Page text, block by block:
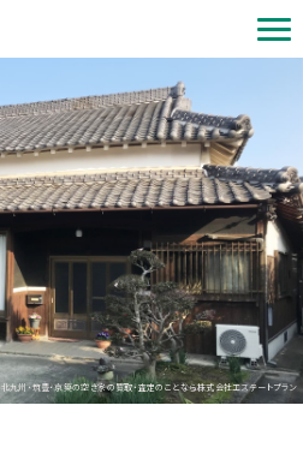
北九州・筑豊・京築の空き家の買取・査定のことなら株式会社エステートプラン